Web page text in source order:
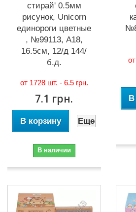
стирай' 0.5мм
рисунок, Unicorn
единороги цветные
, №99113, А18,
16.5см, 12/д 144/
б.д.
от 1728 шт. - 6.5 грн.
7.1 грн.
В корзину Еще
В наличии
В